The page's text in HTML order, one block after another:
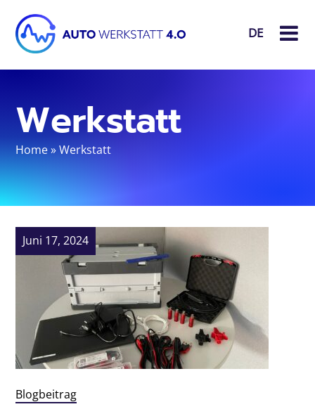
DE
Werkstatt
Home»Werkstatt
Juni 17, 2024
Blogbeitrag